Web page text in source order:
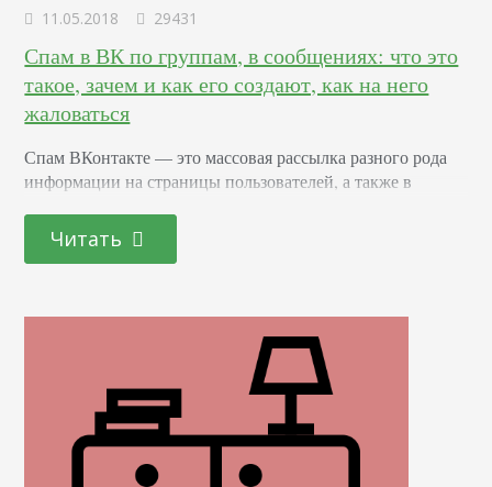
11.05.2018 29431
Спам в ВК по группам, в сообщениях: что это
такое, зачем и как его создают, как на него
жаловаться
Спам ВКонтакте –– это массовая рассылка разного рода
информации на страницы пользователей, а также в
адресатов. Проще говоря, это нежелательная, навязчивая
реклама. Она может быть преследовать различные цели:
реклама в комментариях, обсуждениях и т.д. Или…
Читать